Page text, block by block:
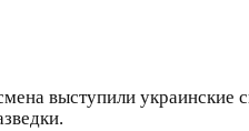
выступили украинские